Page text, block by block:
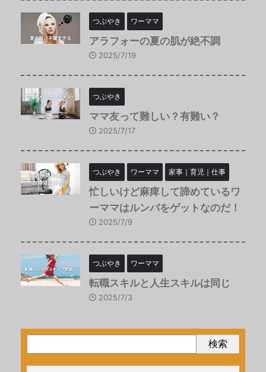
つぶやき ワーママ
アラフォーの夏の肌が絶不調
2025/7/19
つぶやき
ママ友って難しい？有難い？
2025/7/17
つぶやき ワーママ 家事｜育児｜仕事
忙しいけど麻痺して諦めているワ
ーママはルンバをゲットなのだ！
2025/7/9
つぶやき ワーママ
転職スキルと人生スキルは同じ
2025/7/3
検索